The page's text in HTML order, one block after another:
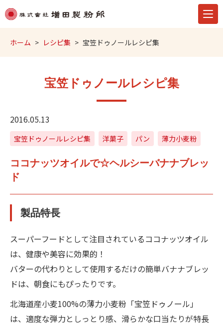
ホーム レシピ集 宝笠ドゥノールレシピ集
宝笠ドゥノールレシピ集
2016.05.13
宝笠ドゥノールレシピ集 洋菓子 パン 薄力小麦粉
ココナッツオイルで☆ヘルシーバナナブレッ
ド
製品特長
スーパーフードとして注目されているココナッツオイル
は、健康や美容に効果的！
バターの代わりとして使用するだけの簡単バナナブレッ
ドは、朝食にもぴったりです。
北海道産小麦100%の薄力小麦粉「宝笠ドゥノール」
は、適度な弾力としっとり感、滑らかな口当たりが特長